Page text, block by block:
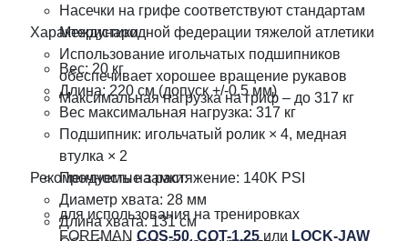
Насечки на грифе соответствуют стандартам
Международной федерации тяжелой атлетики
Использование игольчатых подшипников
обеспечивает хорошее вращение рукавов
Максимальная нагрузка на гриф – до 317 кг
Характеристики
Вес: 20 кг
Длина: 220 см (допуск +/-0.5 мм)
Вес максимальная нагрузка: 317 кг
Подшипник: игольчатый ролик × 4, медная
втулка × 2
Прочность на растяжение: 140K PSI
Диаметр хвата: 28 мм
Длина хвата: 131 см
Рекомендуемые замки:
для использования на тренировках
FOREMAN COS-50, COT-1,25 или LOCK-JAW